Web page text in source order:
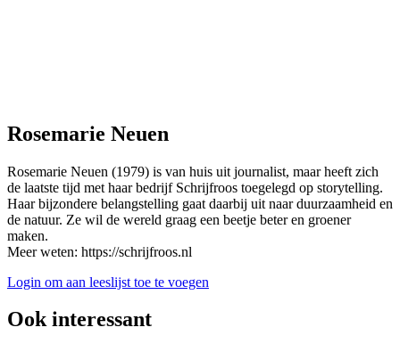
Rosemarie Neuen
Rosemarie Neuen (1979) is van huis uit journalist, maar heeft zich
de laatste tijd met haar bedrijf Schrijfroos toegelegd op storytelling.
Haar bijzondere belangstelling gaat daarbij uit naar duurzaamheid en
de natuur. Ze wil de wereld graag een beetje beter en groener
maken.
Meer weten: https://schrijfroos.nl
Login om aan leeslijst toe te voegen
Ook interessant